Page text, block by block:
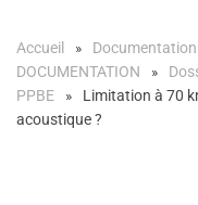
Accueil Documentation
DOCUMENTATION
PPBE
Limitation à 70
acoustique ?